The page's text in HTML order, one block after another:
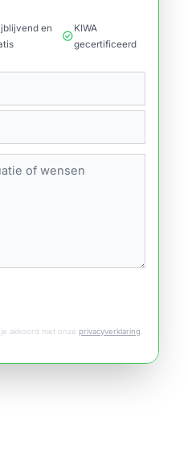
en
check_circle
KIWA
gecertificeerd
akkoord met onze privacyverklaring